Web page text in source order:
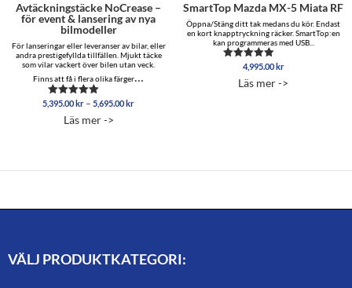
Avtäckningstäcke NoCrease –
för event & lansering av nya
bilmodeller
För lanseringar eller leveranser av bilar, eller
andra prestigefyllda tillfällen. Mjukt täcke
som vilar vackert över bilen utan veck.
Finns att få i flera olika färger…
Betygsatt
av 5
5,395.00 kr – 5,695.00 krPrisintervall:
Läs mer ->
SmartTop Mazda MX-5 Miata RF
Öppna/Stäng ditt tak medans du kör. Endast
en kort knapptryckning räcker. SmartTop:en
kan programmeras med USB...
Betygsatt
av 5
4,995.00 kr
Läs mer ->
VÄLJ PRODUKTKATEGORI: